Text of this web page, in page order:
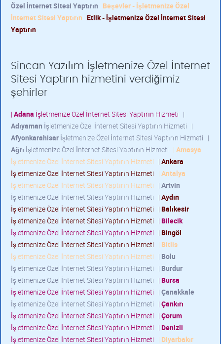
Özel İnternet Sitesi Yaptırın Beşevler - İşletmenize Özel
İnternet Sitesi Yaptırın Etlik - İşletmenize Özel İnternet Sitesi
Yaptırın
Sincan Yazılım İşletmenize Özel İnternet
Sitesi Yaptırın hizmetini verdiğimiz
şehirler
| Adana İşletmenize Özel İnternet Sitesi Yaptırın Hizmeti |
Adıyaman İşletmenize Özel İnternet Sitesi Yaptırın Hizmeti |
Afyonkarahisar İşletmenize Özel İnternet Sitesi Yaptırın Hizmeti |
Ağrı İşletmenize Özel İnternet Sitesi Yaptırın Hizmeti | Amasya
İşletmenize Özel İnternet Sitesi Yaptırın Hizmeti | Ankara
İşletmenize Özel İnternet Sitesi Yaptırın Hizmeti | Antalya
İşletmenize Özel İnternet Sitesi Yaptırın Hizmeti | Artvin
İşletmenize Özel İnternet Sitesi Yaptırın Hizmeti | Aydın
İşletmenize Özel İnternet Sitesi Yaptırın Hizmeti | Balıkesir
İşletmenize Özel İnternet Sitesi Yaptırın Hizmeti | Bilecik
İşletmenize Özel İnternet Sitesi Yaptırın Hizmeti | Bingöl
İşletmenize Özel İnternet Sitesi Yaptırın Hizmeti | Bitlis
İşletmenize Özel İnternet Sitesi Yaptırın Hizmeti | Bolu
İşletmenize Özel İnternet Sitesi Yaptırın Hizmeti | Burdur
İşletmenize Özel İnternet Sitesi Yaptırın Hizmeti | Bursa
İşletmenize Özel İnternet Sitesi Yaptırın Hizmeti | Çanakkale
İşletmenize Özel İnternet Sitesi Yaptırın Hizmeti | Çankırı
İşletmenize Özel İnternet Sitesi Yaptırın Hizmeti | Çorum
İşletmenize Özel İnternet Sitesi Yaptırın Hizmeti | Denizli
İşletmenize Özel İnternet Sitesi Yaptırın Hizmeti | Diyarbakır